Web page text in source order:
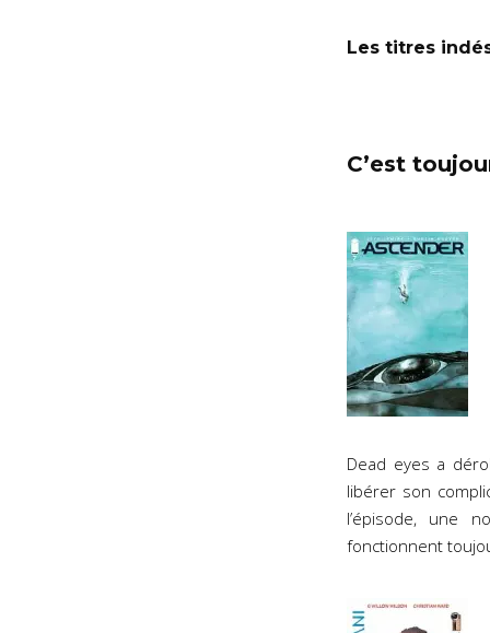
Les titres
C’est
Dead eyes a
libérer son
l’épisode, une
fonctionnent